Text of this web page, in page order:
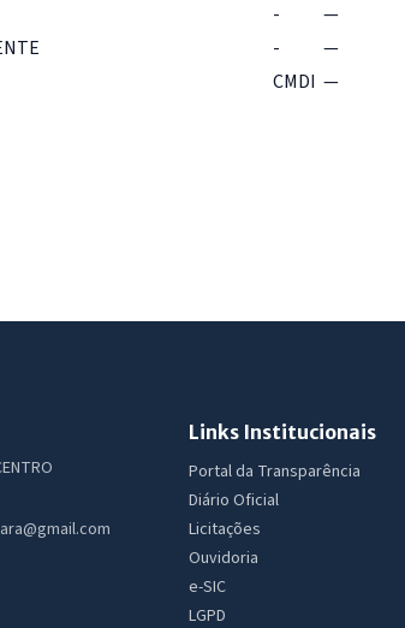
- —
- —
CMDI —
Links Institucionais
Portal da Transparência
Diário Oficial
Licitações
Ouvidoria
e-SIC
LGPD